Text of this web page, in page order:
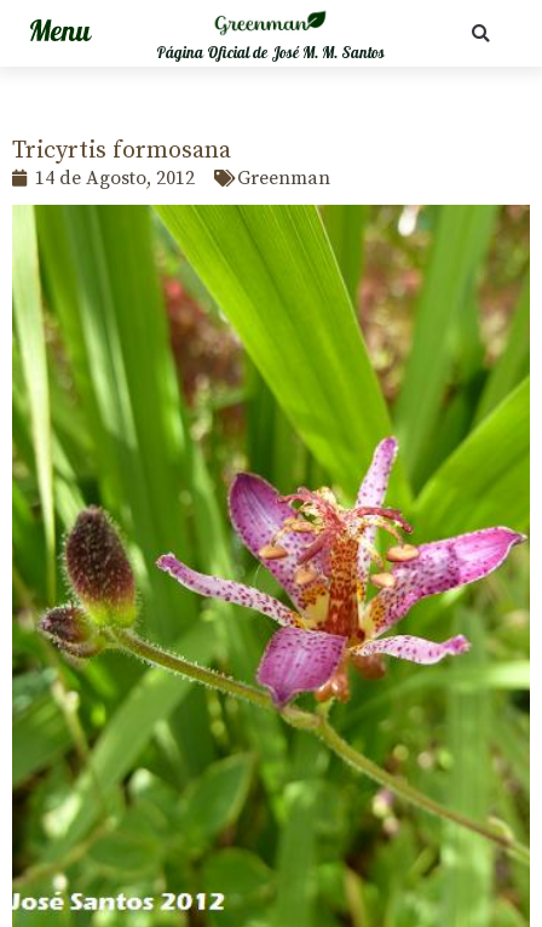
Página Oficial de José M. M. Santos
Tricyrtis formosana
14 de Agosto, 2012 Greenman